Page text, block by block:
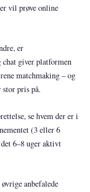
vil prøve online
er
chat giver platformen
matchmaking – og
pris på.
se hvem der er i
(3 eller 6
6–8 uger aktivt
anbefalede